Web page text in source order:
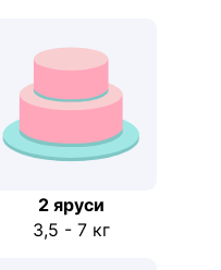
2 яруси
3,5 - 7 кг